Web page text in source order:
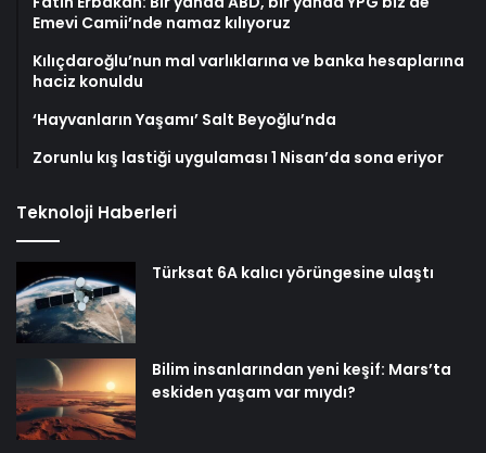
Emevi Camii’nde namaz kılıyoruz
Kılıçdaroğlu’nun mal varlıklarına ve banka hesaplarına
haciz konuldu
‘Hayvanların Yaşamı’ Salt Beyoğlu’nda
Zorunlu kış lastiği uygulaması 1 Nisan’da sona eriyor
Teknoloji Haberleri
Türksat 6A kalıcı yörüngesine ulaştı
Bilim insanlarından yeni keşif: Mars’ta
eskiden yaşam var mıydı?